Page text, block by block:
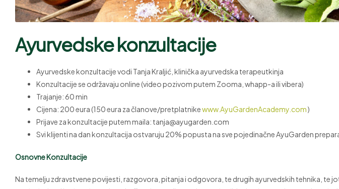
Ayurvedske konzultacije
Ayurvedske konzultacije vodi Tanja Kraljić, klinička ayurvedska terapeutkinja
Konzultacije se održavaju online (video pozivom putem Zooma, whapp-a ili vibera)
Trajanje: 60 min
Cijena: 200 eura (150 eura za članove/pretplatnikewww.AyuGardenAcademy.com)
Prijave za konzultacije putem maila: tanja@ayugarden.com
Svi klijenti na dan konzultacija ostvaruju 20% popusta na sve pojedinačne AyuGarden
Osnovne Konzultacije
Na temelju zdravstvene povijesti, razgovora, pitanja i odgovora, te drugih ayurvedskih tehnika, te